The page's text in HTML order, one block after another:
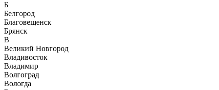
Б
Белгород
Благовещенск
Брянск
В
Великий Новгород
Владивосток
Владимир
Волгоград
Вологда